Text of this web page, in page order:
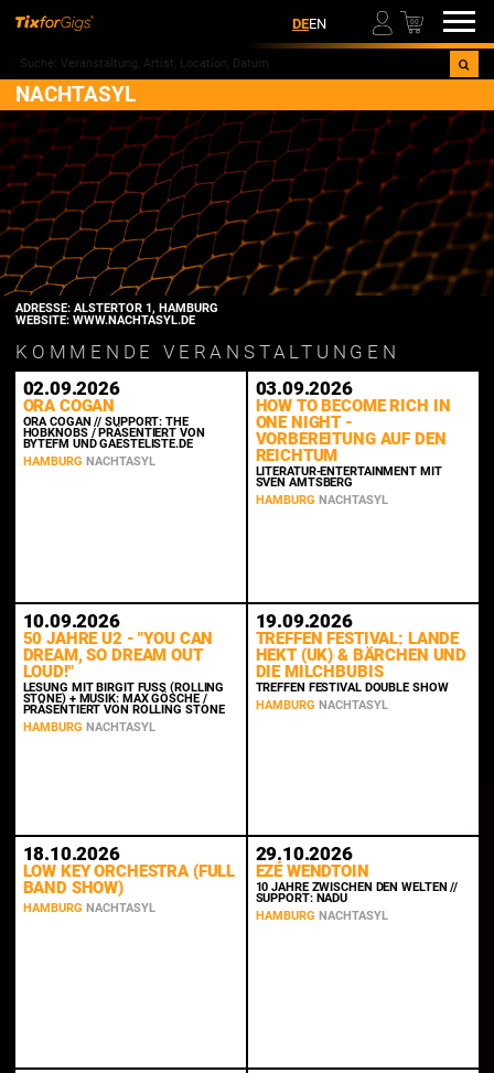
DEEN 00
NACHTASYL
ADRESSE: ALSTERTOR 1, HAMBURG
WEBSITE: WWW.NACHTASYL.DE
KOMMENDE VERANSTALTUNGEN
02.09.2026
ORA COGAN
ORA COGAN // SUPPORT: THE
HOBKNOBS / PRÄSENTIERT VON
BYTEFM UND GAESTELISTE.DE
HAMBURG NACHTASYL
03.09.2026
HOW TO BECOME RICH IN
ONE NIGHT -
VORBEREITUNG AUF DEN
REICHTUM
LITERATUR-ENTERTAINMENT MIT
SVEN AMTSBERG
HAMBURG NACHTASYL
10.09.2026
50 JAHRE U2 - "YOU CAN
DREAM, SO DREAM OUT
LOUD!"
LESUNG MIT BIRGIT FUSS (ROLLING S
TONE) + MUSIK: MAX GÖSCHE / P
RÄSENTIERT VON ROLLING STONE
HAMBURG NACHTASYL
19.09.2026
TREFFEN FESTIVAL: LANDE
HEKT (UK) & BÄRCHEN UND
DIE MILCHBUBIS
TREFFEN FESTIVAL DOUBLE SHOW
HAMBURG NACHTASYL
18.10.2026
LOW KEY ORCHESTRA (FULL
BAND SHOW)
HAMBURG NACHTASYL
29.10.2026
EZÉ WENDTOIN
10 JAHRE ZWISCHEN DEN WELTEN //
SUPPORT: NADU
HAMBURG NACHTASYL